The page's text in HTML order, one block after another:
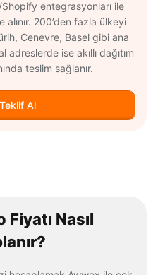
entegrasyonları ile
200’den fazla ülkeyi
Cenevre, Basel gibi ana
adreslerde ise akıllı dağıtım
teslim sağlanır.
Al
Nasıl